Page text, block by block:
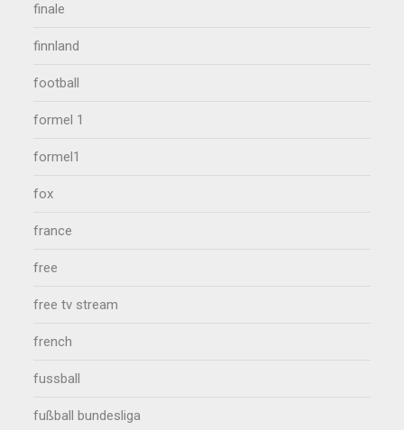
finale
finnland
football
formel 1
formel1
fox
france
free
free tv stream
french
fussball
fußball bundesliga